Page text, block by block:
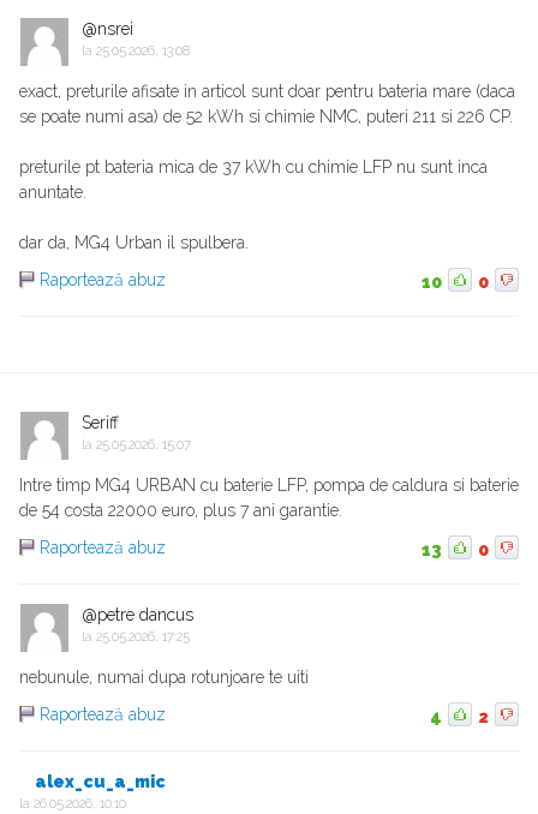
@nsrei
la 25.05.2026, 13:08
exact, preturile afisate in articol sunt doar pentru bateria mare (daca
se poate numi asa) de 52 kWh si chimie NMC, puteri 211 si 226 CP.
preturile pt bateria mica de 37 kWh cu chimie LFP nu sunt inca
anuntate.
dar da, MG4 Urban il spulbera.
Raportează abuz
10 0
Seriff
la 25.05.2026, 15:07
Intre timp MG4 URBAN cu baterie LFP, pompa de caldura si baterie
de 54 costa 22000 euro, plus 7 ani garantie.
Raportează abuz
13 0
@petre dancus
la 25.05.2026, 17:25
nebunule, numai dupa rotunjoare te uiti
Raportează abuz
4 2
alex_cu_a_mic
la 26.05.2026, 10:10